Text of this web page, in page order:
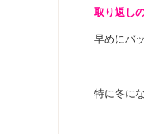
取り返し
早めにバ
特に冬に